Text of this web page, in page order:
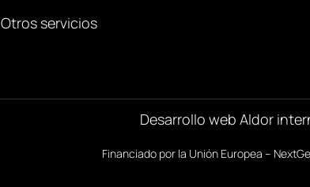
Otros servicios
Desarrollo web Aldor
Financiado por la Unión Europea –